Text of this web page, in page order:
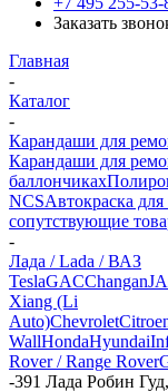
Заказать
Главная
-
Каталог
-
Карандаши для
Карандаши для
баллончиках
NCSАвтокраска для
сопутствующие
-
Лада / Lada / ВАЗ
TeslaGACChangan
Xiang (Li
Auto)Chevrolet
WallHondaHyundai
Rover / Range Rover
-391 Лада Робин